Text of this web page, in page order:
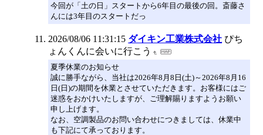
今回が「土の日」スタートから6年目の最後の回。斎藤さ
んには3年目のスタートだっ
2026/08/06 11:31:15 ダイキン工業株式会社 ぴち
ょんくんに会いに行こう
夏季休業のお知らせ
誠に勝手ながら、当社は2026年8月8日(土)～2026年8月16
日(日)の期間を休業とさせていただきます。お客様にはご
迷惑をおかけいたしますが、ご理解賜りますようお願い
申し上げます。
なお、空調製品のお問い合わせにつきましては、休業中
も下記にて承っております。